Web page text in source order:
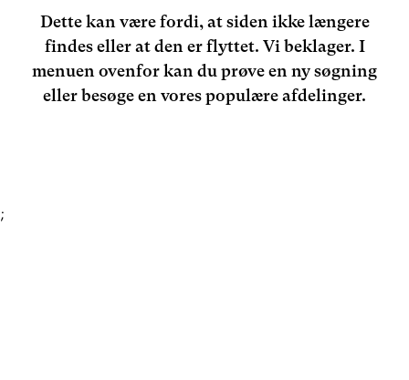
Dette kan være fordi, at siden ikke længere
findes eller at den er flyttet. Vi beklager. I
menuen ovenfor kan du prøve en ny søgning
eller besøge en vores populære afdelinger.
;